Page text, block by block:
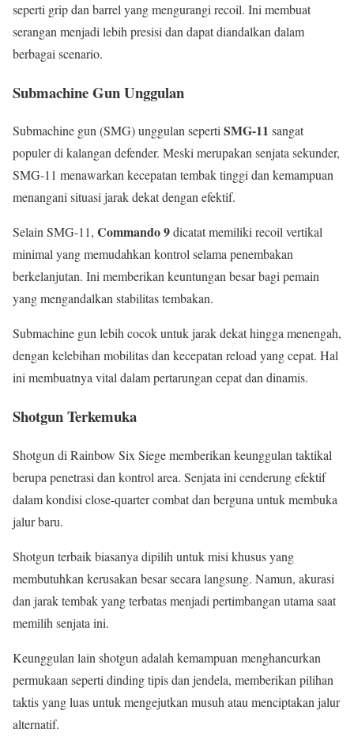
seperti grip dan barrel yang mengurangi recoil. Ini membuat
serangan menjadi lebih presisi dan dapat diandalkan dalam
berbagai scenario.
Submachine Gun Unggulan
Submachine gun (SMG) unggulan sepertiSMG-11 sangat
populer di kalangan defender. Meski merupakan senjata sekunder,
SMG-11 menawarkan kecepatan tembak tinggi dan kemampuan
menangani situasi jarak dekat dengan efektif.
Selain SMG-11, Commando 9dicatat memiliki recoil vertikal
minimal yang memudahkan kontrol selama penembakan
berkelanjutan. Ini memberikan keuntungan besar bagi pemain
yang mengandalkan stabilitas tembakan.
Submachine gun lebih cocok untuk jarak dekat hingga menengah,
dengan kelebihan mobilitas dan kecepatan reload yang cepat. Hal
ini membuatnya vital dalam pertarungan cepat dan dinamis.
Shotgun Terkemuka
Shotgun di Rainbow Six Siege memberikan keunggulan taktikal
berupa penetrasi dan kontrol area. Senjata ini cenderung efektif
dalam kondisi close-quarter combat dan berguna untuk membuka
jalur baru.
Shotgun terbaik biasanya dipilih untuk misi khusus yang
membutuhkan kerusakan besar secara langsung. Namun, akurasi
dan jarak tembak yang terbatas menjadi pertimbangan utama saat
memilih senjata ini.
Keunggulan lain shotgun adalah kemampuan menghancurkan
permukaan seperti dinding tipis dan jendela, memberikan pilihan
taktis yang luas untuk mengejutkan musuh atau menciptakan jalur
alternatif.